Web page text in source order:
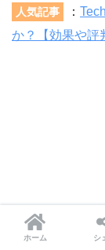
人気記事 ：
か？【効果や評
ホーム シ